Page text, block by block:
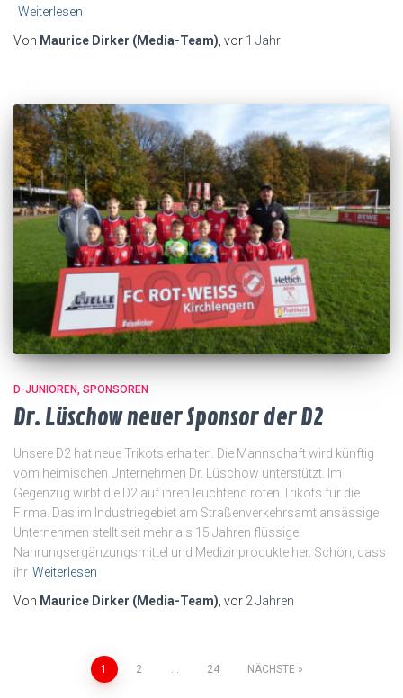
Weiterlesen
Von Maurice Dirker (Media-Team) , vor 1 Jahr
D-JUNIOREN SPONSOREN
Dr. Lüschow neuer Sponsor der D2
Unsere D2 hat neue Trikots erhalten. Die Mannschaft wird künftig
vom heimischen Unternehmen Dr. Lüschow unterstützt. Im
Gegenzug wirbt die D2 auf ihren leuchtend roten Trikots für die
Firma. Das im Industriegebiet am Straßenverkehrsamt ansässige
Unternehmen stellt seit mehr als 15 Jahren flüssige
Nahrungsergänzungsmittel und Medizinprodukte her. Schön, dass
ihr Weiterlesen
Von Maurice Dirker (Media-Team), vor 2 Jahren
Seitennummerierung
1 2 … 24 NÄCHSTE